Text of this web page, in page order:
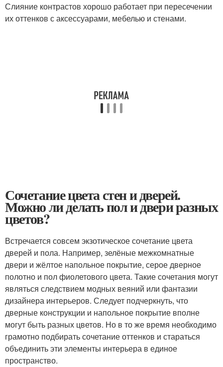
Слияние контрастов хорошо работает при пересечении
их оттенков с аксессуарами, мебелью и стенами.
Сочетание цвета стен и дверей.
Можно ли делать пол и двери разных
цветов?
Встречается совсем экзотическое сочетание цвета
дверей и пола. Например, зелёные межкомнатные
двери и жёлтое напольное покрытие, серое дверное
полотно и пол фиолетового цвета. Такие сочетания могут
являться следствием модных веяний или фантазии
дизайнера интерьеров. Следует подчеркнуть, что
дверные конструкции и напольное покрытие вполне
могут быть разных цветов. Но в то же время необходимо
грамотно подбирать сочетание оттенков и стараться
объединить эти элементы интерьера в единое
пространство.